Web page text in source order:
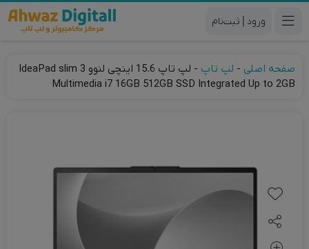
|
صفحه اصلی - لپ تاپ -
لپ تاپ 15.6 اینچی لنوو IdeaPad slim 3
Multimedia i7 16GB 512GB SSD Integrated Up to 2GB